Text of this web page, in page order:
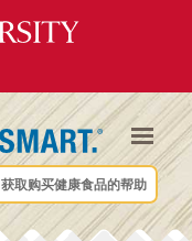
获取购买健康食品的帮助